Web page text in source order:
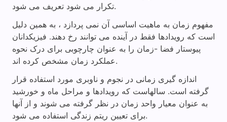
تکرار می شود تعریف می شود.
مفهوم زمان به ماهیت اساسی آن نمی پردازد ، به همین دلیل
است که رویدادها فقط در آینده می توانند رخ دهند. فیزیکدانان
پیوستار فضا -زمان را به عنوان چارچوبی برای درک نحوه
عملکرد زمان مشخص کرده اند.
اندازه گیری زمانی در نجوم و ناوبری مورد استفاده قرار
گرفته است. سالهاست که رویدادها و مراحل ماه و خورشید
به عنوان معیار واحد زمان در نظر گرفته می شوند و از آنها
برای تعیین ریتم زندگی استفاده می شود.